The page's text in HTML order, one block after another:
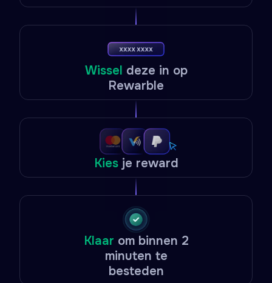
Wissel deze in op
Rewarble
Kiesje reward
Klaar om binnen 2
minuten te
besteden